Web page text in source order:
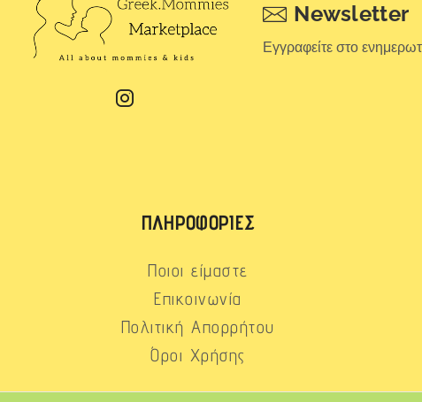
Newsletter
Εγγραφείτε στο
ΠΛΗΡΟΦΟΡΊΕΣ
Ποιοι είμαστε
Επικοινωνία
Πολιτική Απορρήτου
Όροι Χρήσης